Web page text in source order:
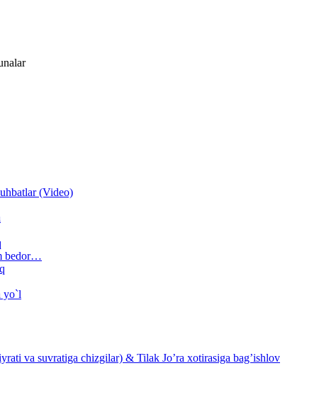
(Video)
bedor…
yo`l
va suvratiga chizgilar) & Tilak Jo’ra xotirasiga bag’ishlov